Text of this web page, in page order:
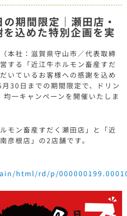
期間限定｜瀬田店・
込めた特別企画を実
本社：滋賀県守山市／代表取締
する「近江牛ホルモン畜産すだ
いているお客様への感謝を込め
30日までの期間限定で、ドリン
一キャンペーンを開催いたしま
モン畜産すだく瀬田店」と「近
彦根店」の2店舗です。
html/rd/p/